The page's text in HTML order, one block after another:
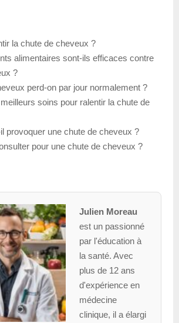
la chute de cheveux ?
alimentaires sont-ils efficaces contre
?
perd-on par jour normalement ?
soins pour ralentir la chute de
provoquer une chute de cheveux ?
pour une chute de cheveux ?
Julien Moreau
est un passionné
par l'éducation à
la santé. Avec
plus de 12 ans
d'expérience en
médecine
clinique, il a élargi